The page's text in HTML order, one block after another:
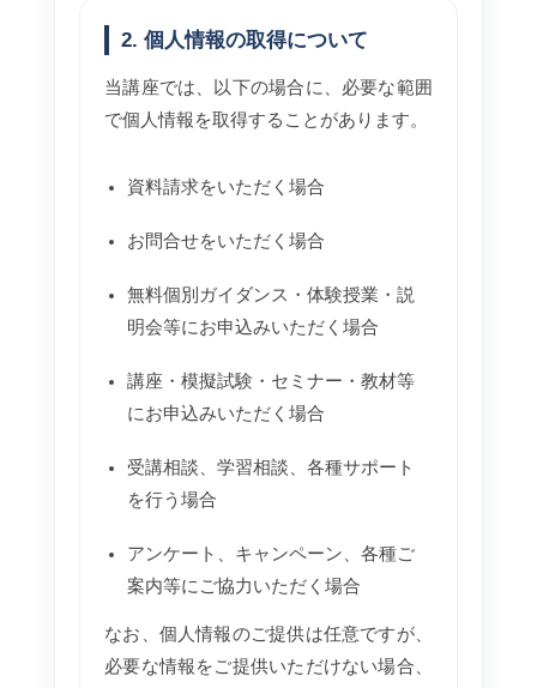
2. 個人情報の取得について
当講座では、以下の場合に、必要な範囲
で個人情報を取得することがあります。
資料請求をいただく場合
お問合せをいただく場合
無料個別ガイダンス・体験授業・説
明会等にお申込みいただく場合
講座・模擬試験・セミナー・教材等
にお申込みいただく場合
受講相談、学習相談、各種サポート
を行う場合
アンケート、キャンペーン、各種ご
案内等にご協力いただく場合
なお、個人情報のご提供は任意ですが、
必要な情報をご提供いただけない場合、